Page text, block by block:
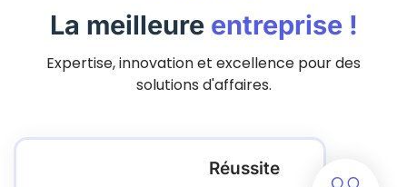
La meilleure entreprise !
Expertise, innovation et excellence pour des
solutions d'affaires.
Réussite